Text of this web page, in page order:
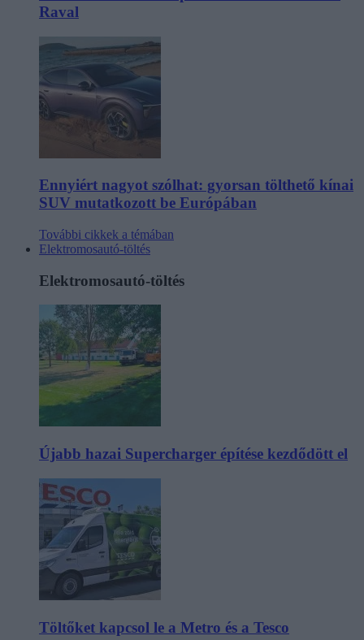
Raval
Ennyiért nagyot szólhat: gyorsan tölthető kínai
SUV mutatkozott be Európában
További cikkek a témában
Elektromosautó-töltés
Elektromosautó-töltés
Újabb hazai Supercharger építése kezdődött el
Töltőket kapcsol le a Metro és a Tesco